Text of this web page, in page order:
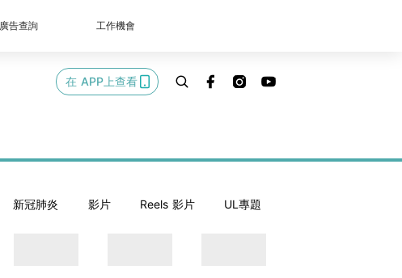
廣告查詢 工作機會
在 APP上查看
新冠肺炎 影片 Reels 影片 UL專題